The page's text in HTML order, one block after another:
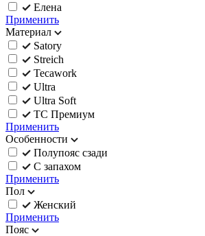
Елена
Применить
Материал
Satory
Streich
Tecawork
Ultra
Ultra Soft
ТС Премиум
Применить
Особенности
Полупояс сзади
С запахом
Применить
Пол
Женский
Применить
Пояс